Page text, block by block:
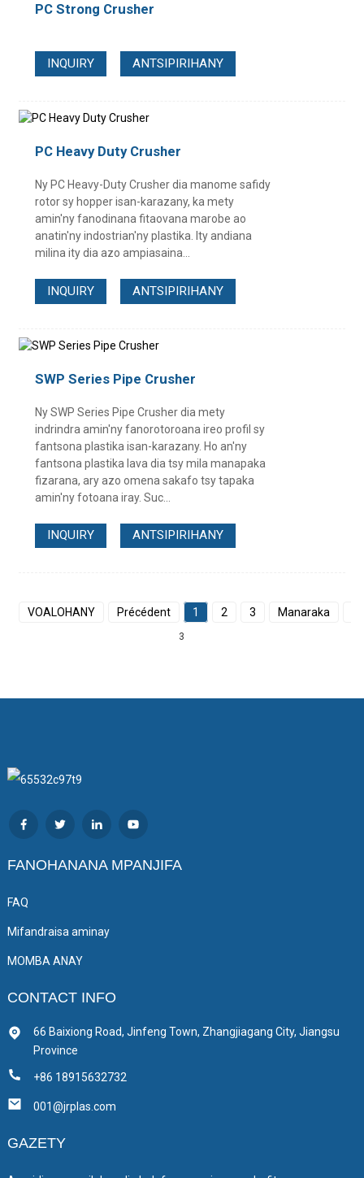
PC Strong Crusher
INQUIRY ANTSIPIRIHANY
PC Heavy Duty Crusher
Ny PC Heavy-Duty Crusher dia manome safidy
rotor sy hopper isan-karazany, ka mety
amin'ny fanodinana fitaovana marobe ao
anatin'ny indostrian'ny plastika. Ity andiana
milina ity dia azo ampiasaina...
INQUIRY ANTSIPIRIHANY
SWP Series Pipe Crusher
Ny SWP Series Pipe Crusher dia mety
indrindra amin'ny fanorotoroana ireo profil sy
fantsona plastika isan-karazany. Ho an'ny
fantsona plastika lava dia tsy mila manapaka
fizarana, ary azo omena sakafo tsy tapaka
amin'ny fotoana iray. Suc...
INQUIRY ANTSIPIRIHANY
VOALOHANY Précédent 1 2 3 Manaraka
3
FANOHANANA MPANJIFA
FAQ
Mifandraisa aminay
MOMBA ANAY
CONTACT INFO
66 Baixiong Road, Jinfeng Town, Zhangjiagang City, Jiangsu
Province
+86 18915632732
001@jrplas.com
GAZETY